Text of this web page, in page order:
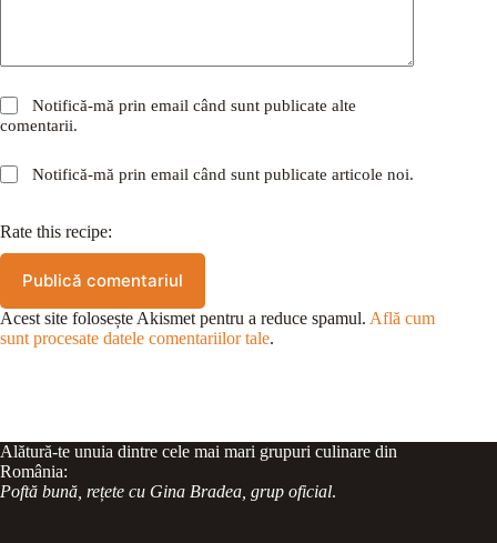
Notifică-mă prin email când sunt publicate alte
comentarii.
Notifică-mă prin email când sunt publicate articole noi.
Rate this recipe:
Publică comentariul
Acest site folosește Akismet pentru a reduce spamul. Află cum
sunt procesate datele comentariilor tale.
Alătură-te unuia dintre cele mai mari grupuri culinare din
România:
Poftă bună, rețete cu Gina Bradea, grup oficial.